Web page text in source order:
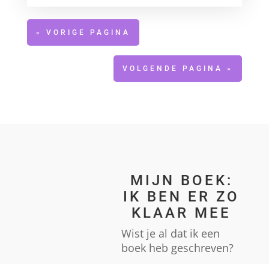
« VORIGE PAGINA
VOLGENDE PAGINA »
MIJN BOEK:
IK BEN ER ZO
KLAAR MEE
Wist je al dat ik een
boek heb geschreven?